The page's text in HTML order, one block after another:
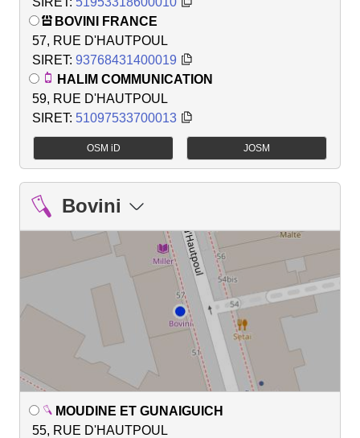
BOVINI FRANCE
57, RUE D'HAUTPOUL
SIRET: 93768431400019
HALIM COMMUNICATION
59, RUE D'HAUTPOUL
SIRET: 51097533700013
OSM iD JOSM
Bovini
MOUDINE ET GUNAIGUICH
55, RUE D'HAUTPOUL